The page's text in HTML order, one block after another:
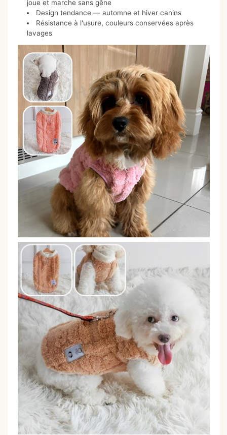
joue et marche sans gêne
Design tendance — automne et hiver canins
Résistance à l'usure, couleurs conservées après
lavages